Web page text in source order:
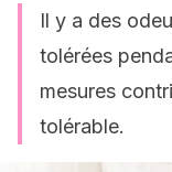
Il y a des
tolérées
mesures
tolérable.